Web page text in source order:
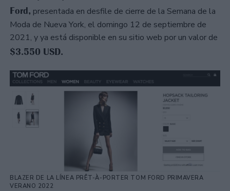
Ford, presentada en desfile de cierre de la Semana de la
Moda de Nueva York, el domingo 12 de septiembre de
2021, y ya está disponible en su sitio web por un valor de
$3.550 USD.
BLAZER DE LA LÍNEA PRÊT-À-PORTER TOM FORD PRIMAVERA
VERANO 2022